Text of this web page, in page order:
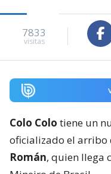
7833
visitas
Colo Colo tiene un
oficializado el arribo
Román, quien llega